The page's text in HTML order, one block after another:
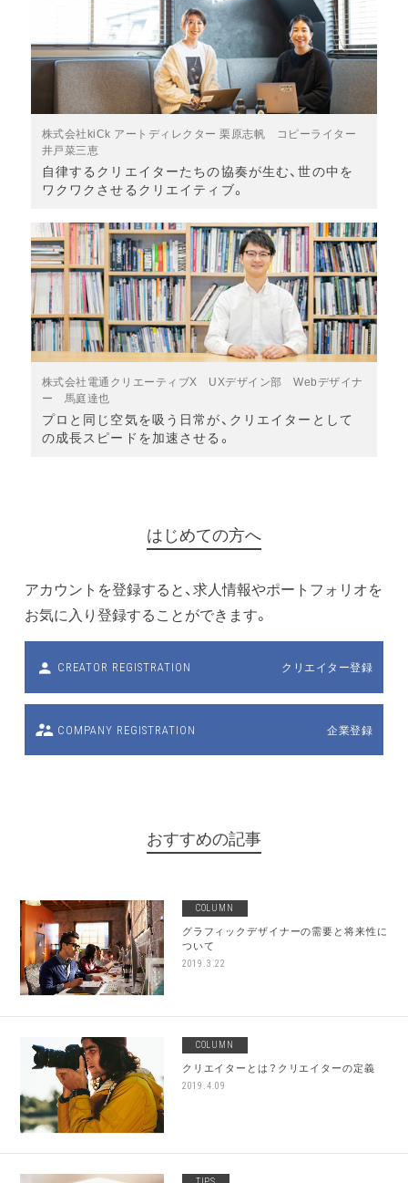
株式会社kiCk アートディレクター 栗原志帆 コピーライター
井戸菜三恵
自律するクリエイターたちの協奏が生む、世の中を
ワクワクさせるクリエイティブ。
株式会社電通クリエーティブX UXデザイン部 Webデザイナ
ー 馬庭達也
プロと同じ空気を吸う日常が、クリエイターとして
の成長スピードを加速させる。
はじめての方へ
アカウントを登録すると、求人情報やポートフォリオを
お気に入り登録することができます。
CREATOR REGISTRATION クリエイター登録
COMPANY REGISTRATION 企業登録
おすすめの記事
COLUMN
グラフィックデザイナーの需要と将来性に
ついて
2019.3.22
COLUMN
クリエイターとは？クリエイターの定義
2019.4.09